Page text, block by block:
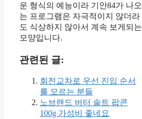
운 형식의 예능이라 기안84가 나오
는 프로그램은 자극적이지 않더라
도 식상하지 않아서 계속 보게되는
모양입니다.
관련된 글:
회전교차로 우선 진입 순서
를 모르는 분들
노브랜드 버터 솔트 팝콘
100g 가성비 좋네요